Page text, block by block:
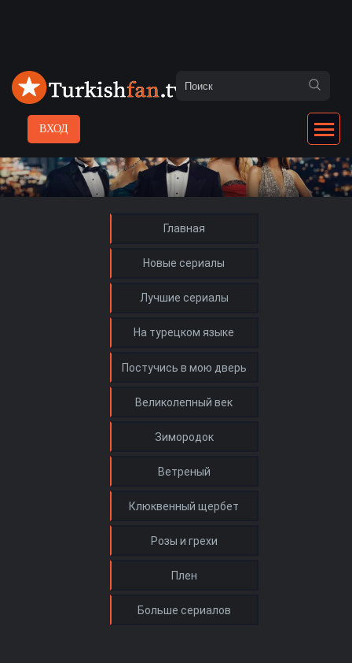
ВХОД
Главная
Новые сериалы
Лучшие сериалы
На турецком языке